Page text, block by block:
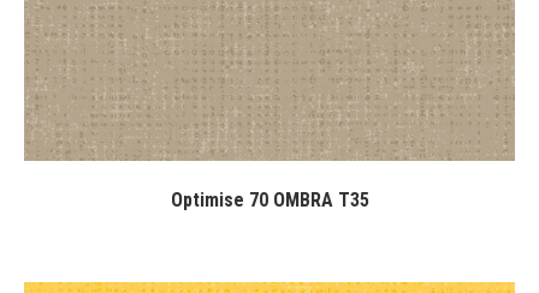
Optimise 70 OMBRA T35